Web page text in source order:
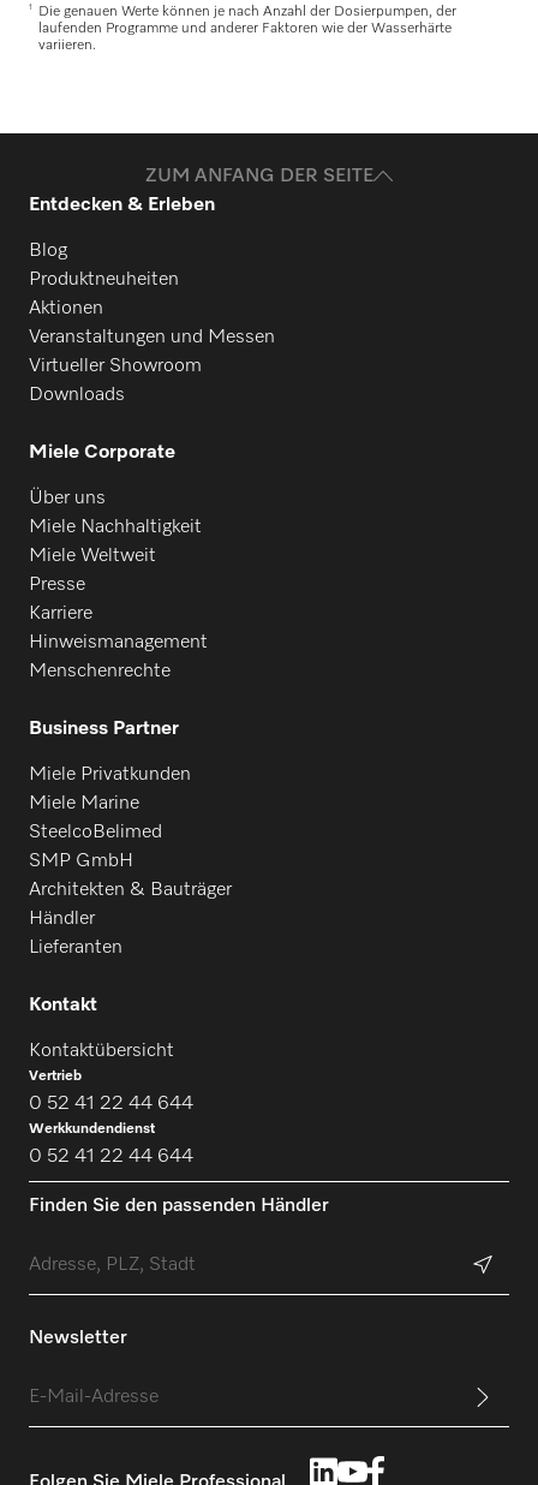
1
Die genauen Werte können je nach Anzahl der Dosierpumpen, der
laufenden Programme und anderer Faktoren wie der Wasserhärte
variieren.
ZUM ANFANG DER SEITE
Entdecken & Erleben
Blog
Produktneuheiten
Aktionen
Veranstaltungen und Messen
Virtueller Showroom
Downloads
Miele Corporate
Über uns
Miele Nachhaltigkeit
Miele Weltweit
Presse
Karriere
Hinweismanagement
Menschenrechte
Business Partner
Miele Privatkunden
Miele Marine
SteelcoBelimed
SMP GmbH
Architekten & Bauträger
Händler
Lieferanten
Kontakt
Kontaktübersicht
Vertrieb
0 52 41 22 44 644
Werkkundendienst
0 52 41 22 44 644
Finden Sie den passenden Händler
Newsletter